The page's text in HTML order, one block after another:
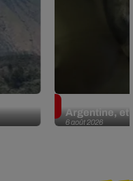
6 août 2026
Argentine, et